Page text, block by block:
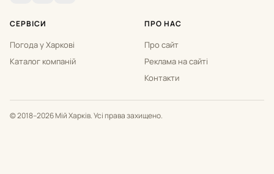
СЕРВІСИ
Погода у Харкові
Каталог компаній
ПРО НАС
Про сайт
Реклама на сайті
Контакти
© 2018–2026 Мій Харків. Усі права захищено.